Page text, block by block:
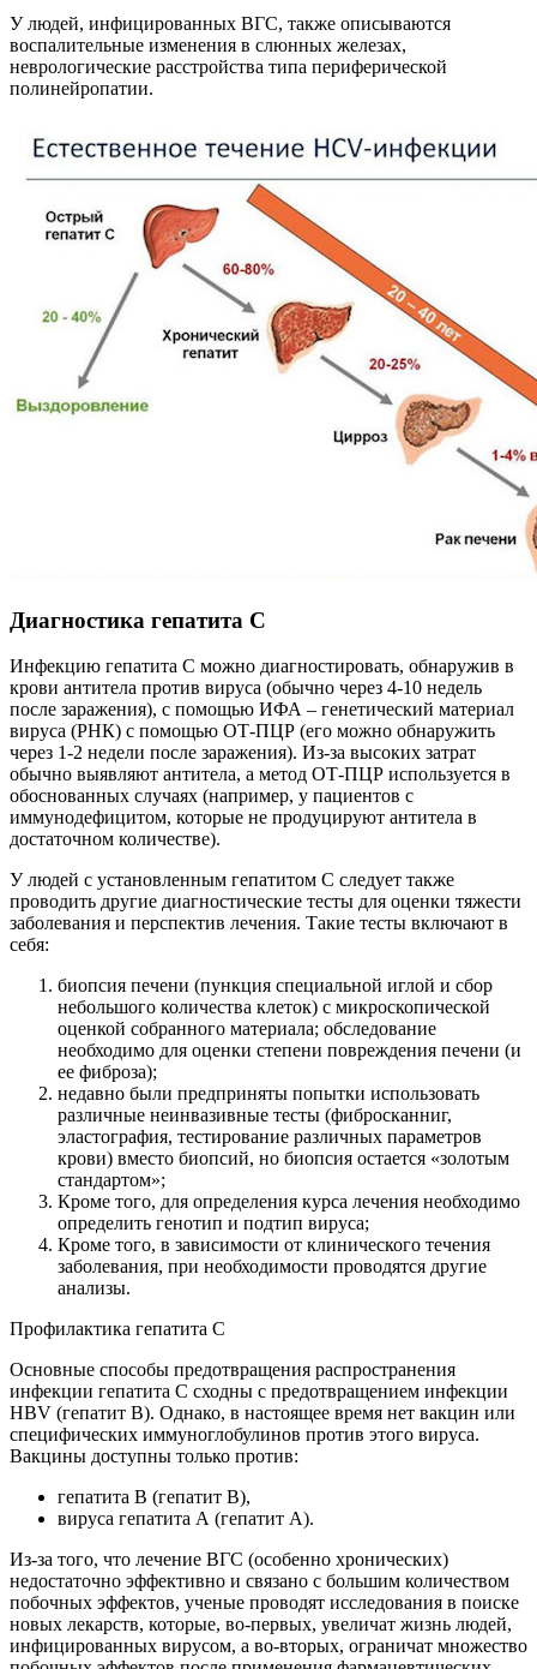
У людей, инфицированных ВГС, также описываются
воспалительные изменения в слюнных железах,
неврологические расстройства типа периферической
полинейропатии.
Диагностика гепатита C
Инфекцию гепатита С можно диагностировать, обнаружив в
крови антитела против вируса (обычно через 4-10 недель
после заражения), с помощью ИФА – генетический материал
вируса (РНК) с помощью ОТ-ПЦР (его можно обнаружить
через 1-2 недели после заражения). Из-за высоких затрат
обычно выявляют антитела, а метод ОТ-ПЦР используется в
обоснованных случаях (например, у пациентов с
иммунодефицитом, которые не продуцируют антитела в
достаточном количестве).
У людей с установленным гепатитом С следует также
проводить другие диагностические тесты для оценки тяжести
заболевания и перспектив лечения. Такие тесты включают в
себя:
биопсия печени (пункция специальной иглой и сбор
небольшого количества клеток) с микроскопической
оценкой собранного материала; обследование
необходимо для оценки степени повреждения печени (и
ее фиброза);
недавно были предприняты попытки использовать
различные неинвазивные тесты (фибросканниг,
эластография, тестирование различных параметров
крови) вместо биопсий, но биопсия остается «золотым
стандартом»;
Кроме того, для определения курса лечения необходимо
определить генотип и подтип вируса;
Кроме того, в зависимости от клинического течения
заболевания, при необходимости проводятся другие
анализы.
Профилактика гепатита С
Основные способы предотвращения распространения
инфекции гепатита С сходны с предотвращением инфекции
HBV (гепатит B). Однако, в настоящее время нет вакцин или
специфических иммуноглобулинов против этого вируса.
Вакцины доступны только против:
гепатита B (гепатит B),
вируса гепатита А (гепатит А).
Из-за того, что лечение ВГС (особенно хронических)
недостаточно эффективно и связано с большим количеством
побочных эффектов, ученые проводят исследования в поиске
новых лекарств, которые, во-первых, увеличат жизнь людей,
инфицированных вирусом, а во-вторых, ограничат множество